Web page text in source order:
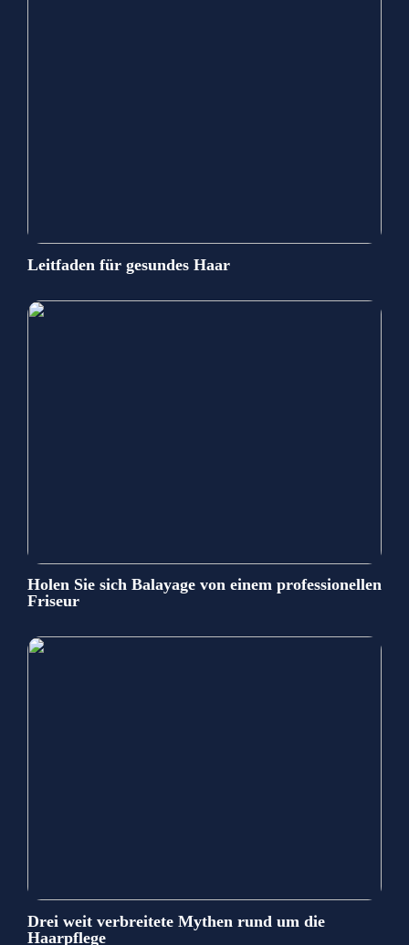
Leitfaden für gesundes Haar
Holen Sie sich Balayage von einem professionellen
Friseur
Drei weit verbreitete Mythen rund um die
Haarpflege